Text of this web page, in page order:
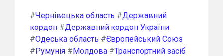
#Чернівецька область #Державний
кордон #Державний кордон України
#Одеська область #Європейський Союз
#Румунія #Молдова #Транспортний засіб